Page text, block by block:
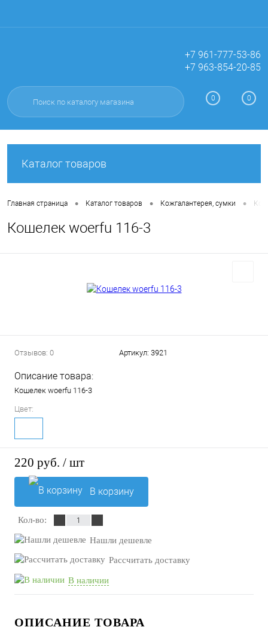
Вход Регистрация
+7 961-777-53-86
+7 963-854-20-85
0 0
Каталог товаров
Главная страница • Каталог товаров • Кожгалантерея, сумки •
Кошелек woerfu 116-3
Отзывов: 0 Артикул: 3921
Описание товара:
Кошелек woerfu 116-3
Цвет:
220 руб. / шт
В корзину
Кол-во:
Нашли дешевле
Рассчитать доставку
В наличии
ОПИСАНИЕ ТОВАРА